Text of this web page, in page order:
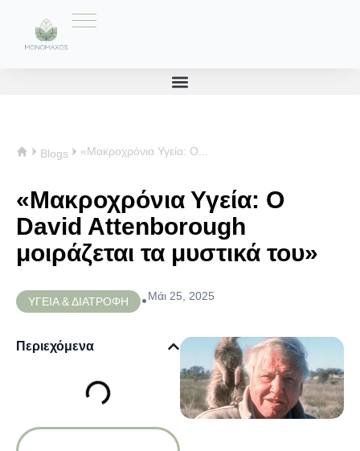
Blogs «Μακροχρόνια Υγεία: Ο...
«Μακροχρόνια Υγεία: Ο
David Attenborough
μοιράζεται τα μυστικά του»
ΥΓΕΙΑ & ΔΙΑΤΡΟΦΗ •Μάι 25, 2025
Περιεχόμενα